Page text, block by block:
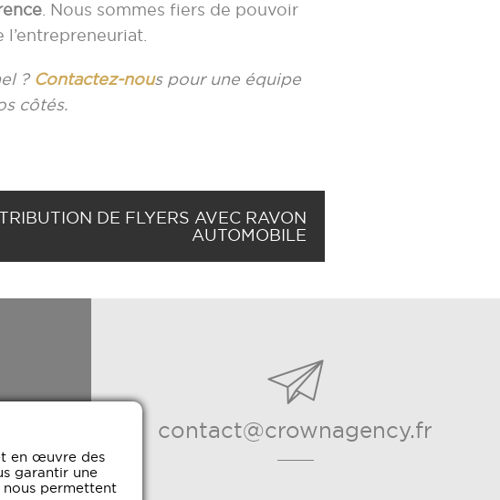
. Nous sommes fiers de pouvoir
? Contactez-nous pour une équipe
côtés.
DE FLYERS AVEC RAVON
AUTOMOBILE
contact@crownagency.fr
en œuvre des
garantir une
nous permettent